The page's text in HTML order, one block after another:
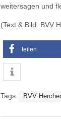
weitersagen und
(Text & Bild: BVV
teilen
Tags: BVV